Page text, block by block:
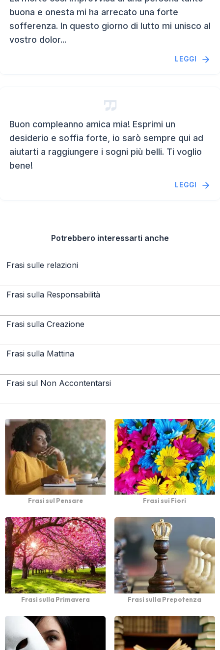
buona e onesta mi ha arrecato una forte
sofferenza. In questo giorno di lutto mi unisco al
vostro dolor...
LEGGI
Buon compleanno amica mia! Esprimi un
desiderio e soffia forte, io sarò sempre qui ad
aiutarti a raggiungere i sogni più belli. Ti voglio
bene!
LEGGI
Potrebbero interessarti anche
Frasi sulle relazioni
Frasi sulla Responsabilità
Frasi sulla Creazione
Frasi sulla Mattina
Frasi sul Non Accontentarsi
Frasi sul Pensare Frasi sui Fiori
Frasi sulla Primavera Frasi sulla Prepotenza